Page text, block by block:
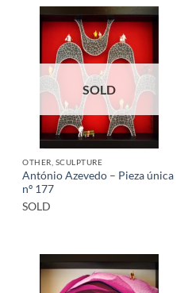
SOLD
OTHER, SCULPTURE
António Azevedo – Pieza única
nº 177
SOLD